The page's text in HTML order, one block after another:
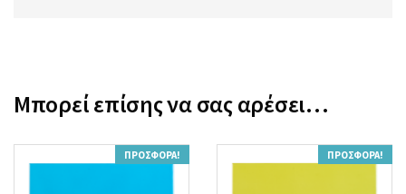
Μπορεί επίσης να σας αρέσει…
ΠΡΟΣΦΟΡΆ! ΠΡΟΣΦΟΡΆ!